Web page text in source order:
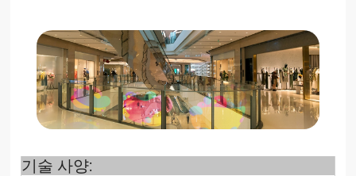
기술 사양: